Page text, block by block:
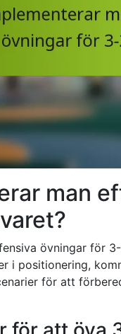
man
övningar för
i positionering,
för att